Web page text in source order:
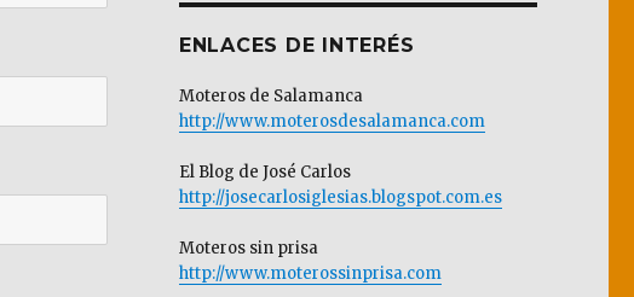
ENLACES DE INTERÉS
Moteros de Salamanca
http://www.moterosdesalamanca.com
El Blog de José Carlos
http://josecarlosiglesias.blogspot.com.es
Moteros sin prisa
http://www.moterossinprisa.com